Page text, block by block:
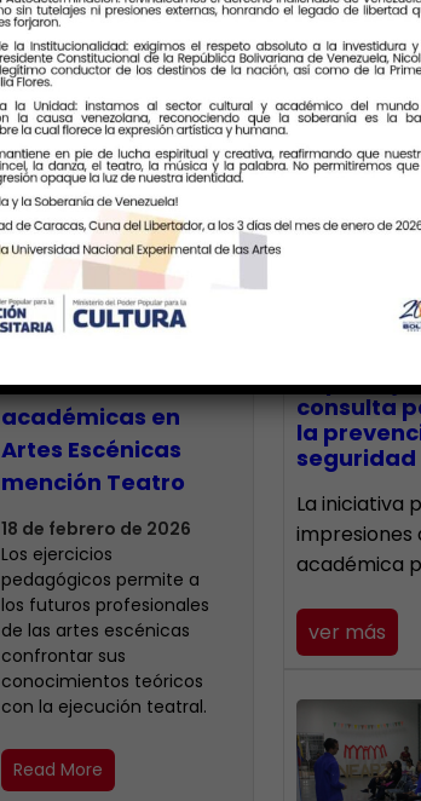
Estudiantes de
Unearte
muestras
académicas en
Artes Escénicas
mención Teatro
18 de febrero de 2026
Los ejercicios
pedagógicos permite a
los futuros profesionales
de las artes escénicas
confrontar sus
conocimientos teóricos
con la ejecución teatral.
Read More
Últimas
CECA
impulsó
consulta
la
La iniciativa
impresiones
académica
ver más